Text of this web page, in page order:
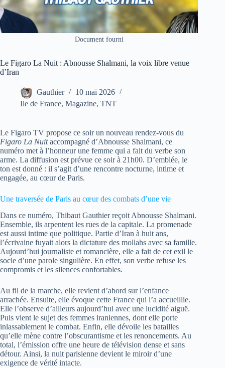
Document fourni
Le Figaro La Nuit : Abnousse Shalmani, la voix libre venue
d’Iran
Gauthier
10 mai 2026
Ile de France, Magazine, TNT
Le Figaro TV propose ce soir un nouveau rendez-vous du
Figaro La Nuitaccompagné d’Abnousse Shalmani, ce
numéro met à l’honneur une femme qui a fait du verbe son
arme. La diffusion est prévue ce soir à 21h00. D’emblée, le
ton est donné : il s’agit d’une rencontre nocturne, intime et
engagée, au cœur de Paris.
Une traversée de Paris au cœur des combats d’une vie
Dans ce numéro, Thibaut Gauthier reçoit Abnousse Shalmani.
Ensemble, ils arpentent les rues de la capitale. La promenade
est aussi intime que politique. Partie d’Iran à huit ans,
l’écrivaine fuyait alors la dictature des mollahs avec sa famille.
Aujourd’hui journaliste et romancière, elle a fait de cet exil le
socle d’une parole singulière. En effet, son verbe refuse les
compromis et les silences confortables.
Au fil de la marche, elle revient d’abord sur l’enfance
arrachée. Ensuite, elle évoque cette France qui l’a accueillie.
Elle l’observe d’ailleurs aujourd’hui avec une lucidité aiguë.
Puis vient le sujet des femmes iraniennes, dont elle porte
inlassablement le combat. Enfin, elle dévoile les batailles
qu’elle mène contre l’obscurantisme et les renoncements. Au
total, l’émission offre une heure de télévision dense et sans
détour. Ainsi, la nuit parisienne devient le miroir d’une
exigence de vérité intacte.